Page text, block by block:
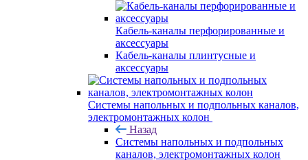
Кабель-каналы перфорированные и
аксессуары
Кабель-каналы плинтусные и
аксессуары
Системы напольных и подпольных каналов,
электромонтажных колон
Назад
Системы напольных и подпольных
каналов, электромонтажных колон